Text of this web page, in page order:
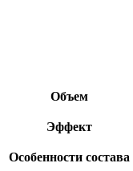
Объем
Эффект
Особенности состава